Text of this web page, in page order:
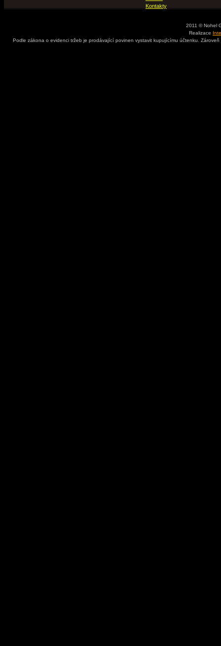
Kontakty
2011 © Nohel
Realizace
Podle zákona o evidenci tržeb je prodávající povinen vystavit kupujícímu účtenku.